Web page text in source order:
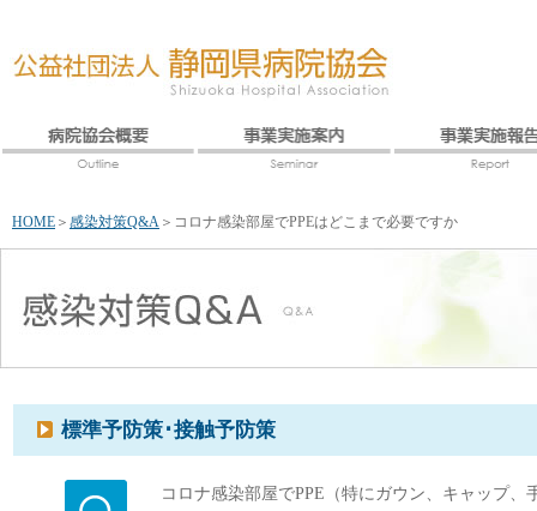
HOME ＞ 感染対策Q&A ＞ コロナ感染部屋でPPEはどこまで必要ですか
標準予防策･接触予防策
コロナ感染部屋でPPE（特にガウン、キャップ